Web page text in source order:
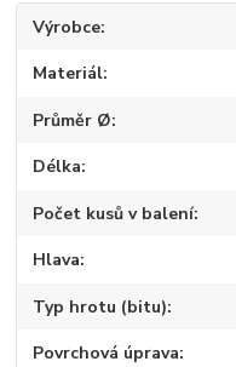
Výrobce
Materiál
Průměr Ø
Délka
Počet kusů v balení
Hlava
Typ hrotu (bitu)
Povrchová úprava